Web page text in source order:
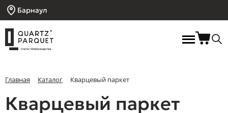
Барнаул
Главная Каталог Кварцевый паркет
Кварцевый паркет